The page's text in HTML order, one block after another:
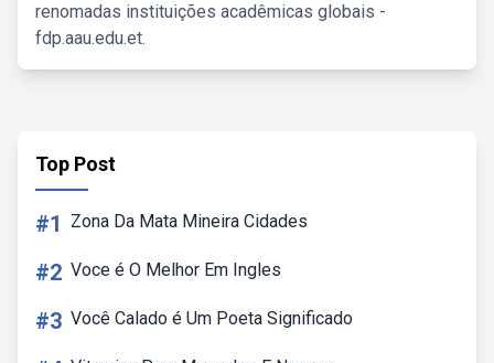
renomadas instituições acadêmicas globais -
fdp.aau.edu.et.
Top Post
#1 Zona Da Mata Mineira Cidades
#2 Voce é O Melhor Em Ingles
#3 Você Calado é Um Poeta Significado